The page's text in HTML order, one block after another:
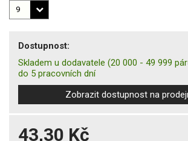
Dostupnost:
Skladem u dodavatele (20 000 - 49 999
do 5 pracovních dní
Zobrazit dostupnost na
43,30 Kč